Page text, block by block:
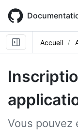
main
content
Accueil
Vous pouvez